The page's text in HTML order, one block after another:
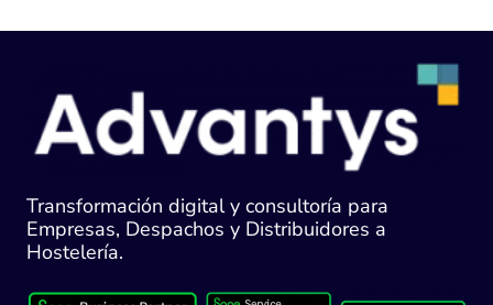
Transformación digital y consultoría para
Empresas, Despachos y Distribuidores a
Hostelería.